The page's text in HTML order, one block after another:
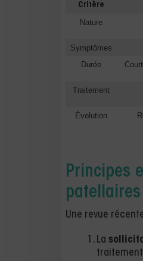
Critère
Nature
Symptômes
Durée
Traitement
Évolution
Principes
patellaires
Une revue
La